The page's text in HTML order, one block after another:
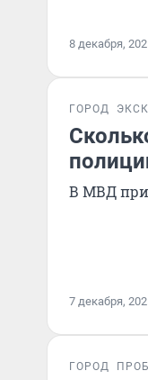
8 декабря,
ГОРОД
В МВД
7 декабря,
ГОРОД